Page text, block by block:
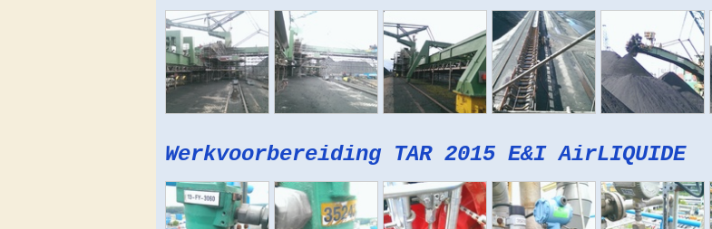
Werkvoorbereiding TAR 2015 E&I AirLIQUIDE